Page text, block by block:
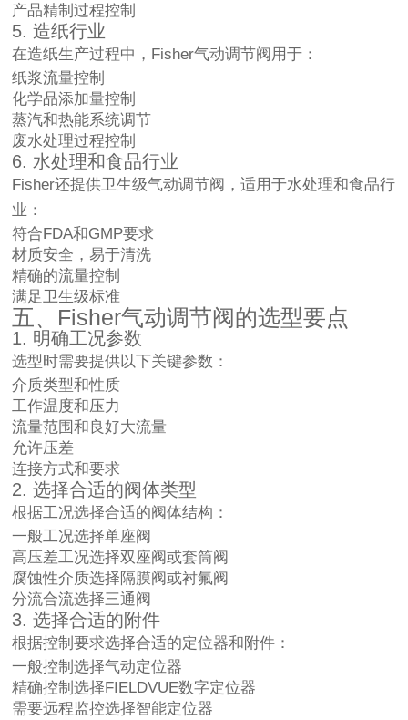
产品精制过程控制
5. 造纸行业
在造纸生产过程中，Fisher气动调节阀用于：
纸浆流量控制
化学品添加量控制
蒸汽和热能系统调节
废水处理过程控制
6. 水处理和食品行业
Fisher还提供卫生级气动调节阀，适用于水处理和食品行
业：
符合FDA和GMP要求
材质安全，易于清洗
精确的流量控制
满足卫生级标准
五、Fisher气动调节阀的选型要点
1. 明确工况参数
选型时需要提供以下关键参数：
介质类型和性质
工作温度和压力
流量范围和良好大流量
允许压差
连接方式和要求
2. 选择合适的阀体类型
根据工况选择合适的阀体结构：
一般工况选择单座阀
高压差工况选择双座阀或套筒阀
腐蚀性介质选择隔膜阀或衬氟阀
分流合流选择三通阀
3. 选择合适的附件
根据控制要求选择合适的定位器和附件：
一般控制选择气动定位器
精确控制选择FIELDVUE数字定位器
需要远程监控选择智能定位器